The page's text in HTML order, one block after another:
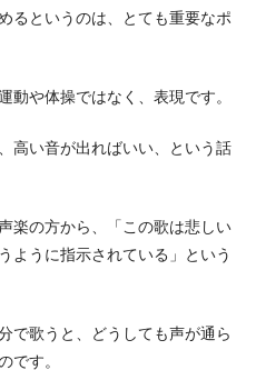
るというのは、とても重要なポ
動や体操ではなく、表現です。
高い音が出ればいい、という話
楽の方から、「この歌は悲しい
ように指示されている」という
で歌うと、どうしても声が通ら
です。